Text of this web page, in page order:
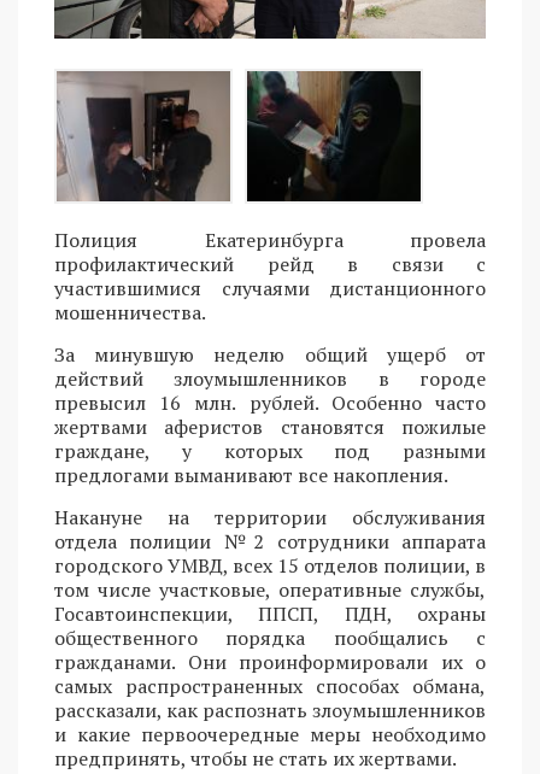
Полиция Екатеринбурга провела
профилактический рейд в связи с
участившимися случаями дистанционного
мошенничества.
За минувшую неделю общий ущерб от
действий злоумышленников в городе
превысил 16 млн. рублей. Особенно часто
жертвами аферистов становятся пожилые
граждане, у которых под разными
предлогами выманивают все накопления.
Накануне на территории обслуживания
отдела полиции №2 сотрудники аппарата
городского УМВД, всех 15 отделов полиции, в
том числе участковые, оперативные службы,
Госавтоинспекции, ППСП, ПДН, охраны
общественного порядка пообщались с
гражданами. Они проинформировали их о
самых распространенных способах обмана,
рассказали, как распознать злоумышленников
и какие первоочередные меры необходимо
предпринять, чтобы не стать их жертвами.